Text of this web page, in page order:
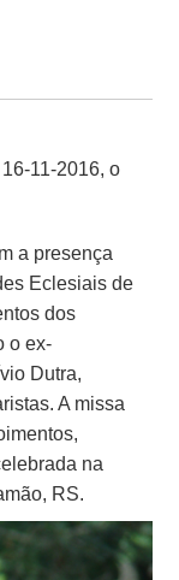
11-2016, o
a presença
Eclesiais de
dos
o ex-
Dutra,
A missa
na
RS.